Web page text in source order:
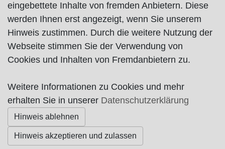
Impressum| Datenschutz
© Worpswede24 2015-2026
eingebettete Inhalte von fremden Anbietern. Diese
werden Ihnen erst angezeigt, wenn Sie unserem
Hinweis zustimmen. Durch die weitere Nutzung der
Webseite stimmen Sie der Verwendung von
Cookies und Inhalten von Fremdanbietern zu.
Weitere Informationen zu Cookies und mehr
erhalten Sie in unserer Datenschutzerklärung
Hinweis ablehnen
Hinweis akzeptieren und zulassen